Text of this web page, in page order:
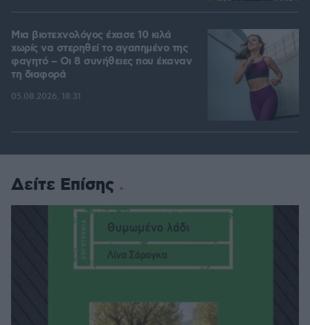
Μια βιοτεχνολόγος έχασε 10 κιλά
χωρίς να στερηθεί το αγαπημένο της
φαγητό – Οι 8 συνήθειες που έκαναν
τη διαφορά
05.08.2026, 18:31
Δείτε Επίσης